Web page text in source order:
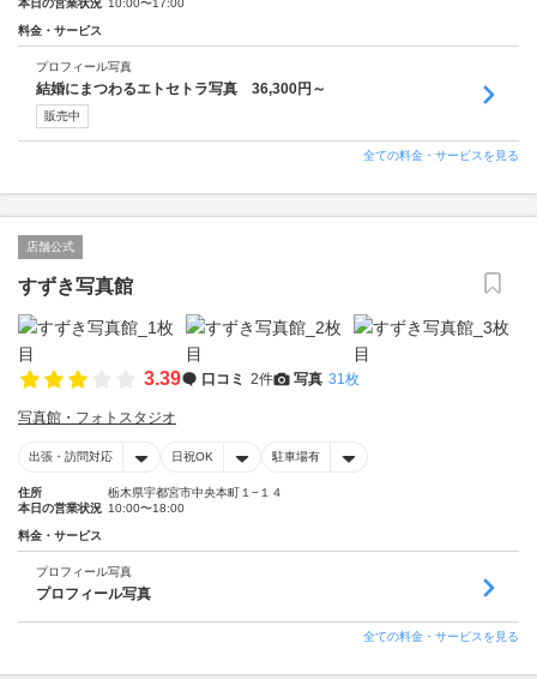
本日の営業状況 10:00〜17:00
料金・サービス
プロフィール写真
結婚にまつわるエトセトラ写真 36,300円～
販売中
全ての料金・サービスを見る
店舗公式
すずき写真館
3.39 口コミ 2件 写真 31枚
写真館・フォトスタジオ
出張・訪問対応 日祝OK 駐車場有
住所
栃木県宇都宮市中央本町１−１４
本日の営業状況 10:00〜18:00
料金・サービス
プロフィール写真
プロフィール写真
全ての料金・サービスを見る